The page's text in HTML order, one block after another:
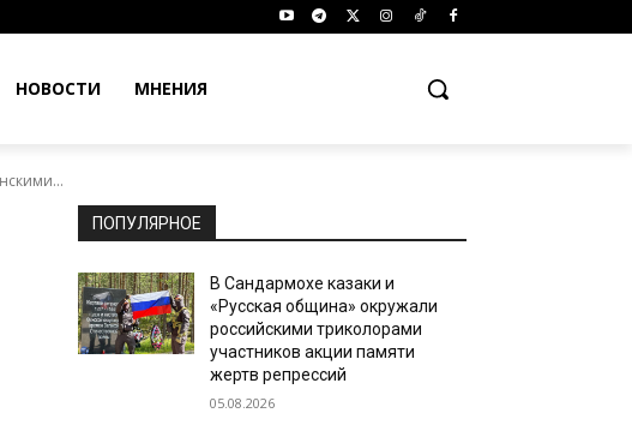
НОВОСТИ МНЕНИЯ
ПОПУЛЯРНОЕ
В Сандармохе казаки и
«Русская община» окружали
российскими триколорами
участников акции памяти
жертв репрессий
05.08.2026